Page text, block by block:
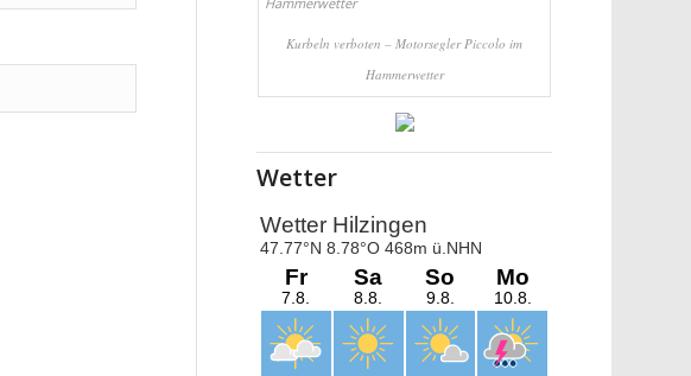
Kurbeln verboten – Motorsegler Piccolo im
Hammerwetter
Wetter